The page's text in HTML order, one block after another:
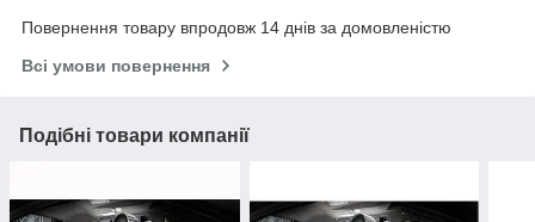
Повернення товару впродовж 14 днів за домовленістю
Всі умови повернення
Подібні товари компанії